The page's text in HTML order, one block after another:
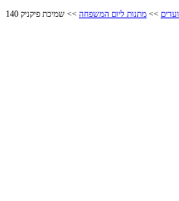
>> מתנות ליום המשפחה